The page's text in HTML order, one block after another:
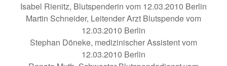
Isabel Rienitz, Blutspenderin vom 12.03.2010 Berlin
Martin Schneider, Leitender Arzt Blutspende vom
12.03.2010 Berlin
Stephan Döneke, medizinischer Assistent vom
12.03.2010 Berlin